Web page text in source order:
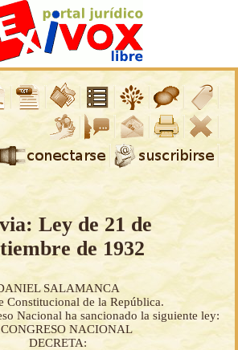
Ley de 21 de
de 1932
SALAMANCA
Constitucional de la República.
Nacional ha sancionado la siguiente ley:
NACIONAL
DECRETA: